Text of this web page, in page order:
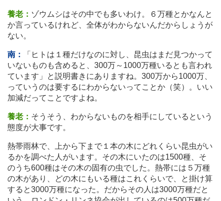
養老： ゾウムシはその中でも多いわけ。６万種とかなんと
か言っているけれど、全体がわからないんだからしょうが
ない。
南：
「ヒトは１種だけなのに対し、昆虫はまだ見つかって
いないものも含めると、300万～1000万種いるとも言われ
ています」と説明書きにありますね。300万から1000万、
っていうのは要するにわからないってことか（笑）。いい
加減だってことですよね。
養老： そうそう、わからないものを相手にしているという
態度が大事です。
熱帯雨林で、上から下まで１本の木にどれくらい昆虫がい
るかを調べた人がいます。その木にいたのは1500種、そ
のうち600種はその木の固有の虫でした。熱帯には５万種
の木があり、どの木にもいる種はこれくらいで、と掛け算
すると3000万種になった。だからその人は3000万種だと